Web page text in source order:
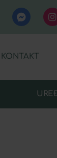
KONTAKT